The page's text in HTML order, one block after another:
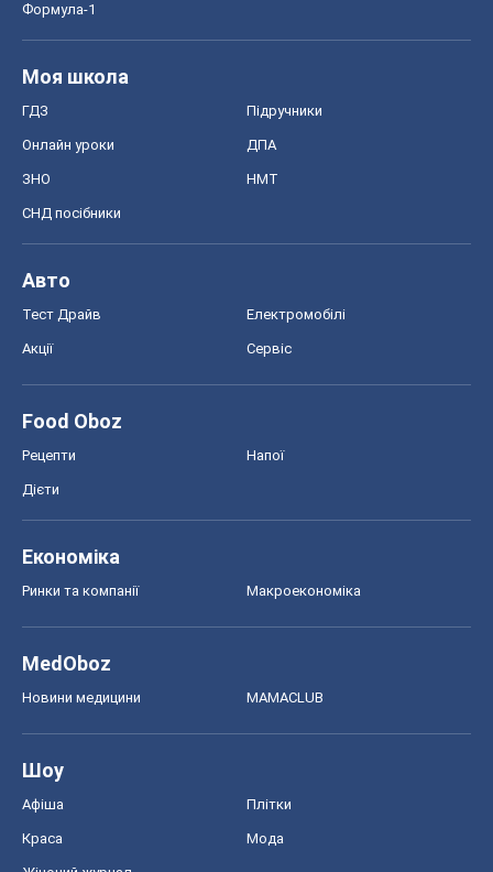
Формула-1
Моя школа
ГДЗ Підручники
Онлайн уроки ДПА
ЗНО НМТ
СНД посібники
Авто
Тест Драйв Електромобілі
Акції Сервіс
Food Oboz
Рецепти Напої
Дієти
Економіка
Ринки та компанії Макроекономіка
MedOboz
Новини медицини MAMACLUB
Шоу
Афіша Плітки
Краса Мода